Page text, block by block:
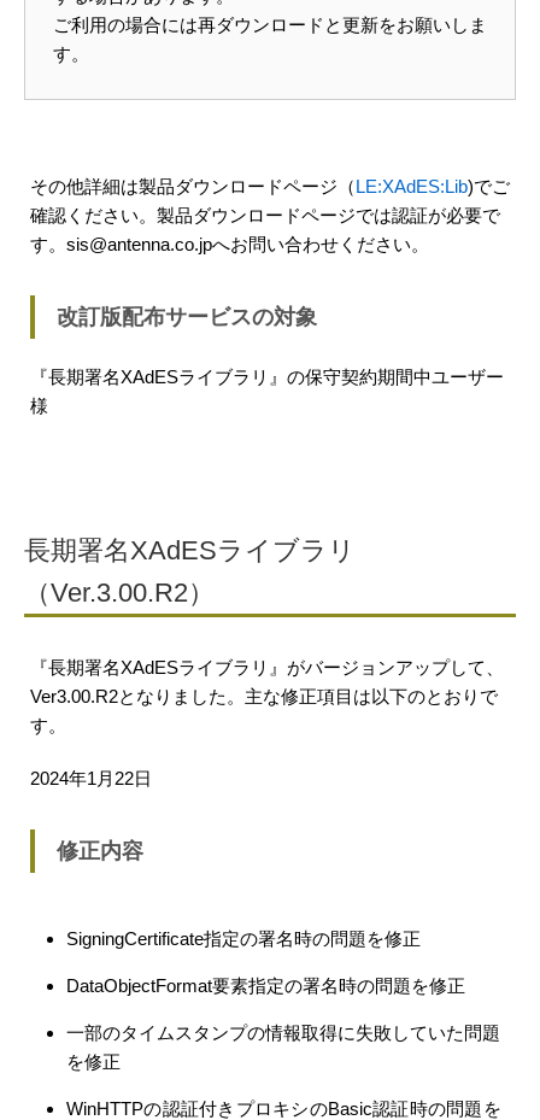
ご利用の場合には再ダウンロードと更新をお願いしま
す。
その他詳細は製品ダウンロードページ（LE:XAdES:Lib)でご
確認ください。製品ダウンロードページでは認証が必要で
す。sis@antenna.co.jpへお問い合わせください。
改訂版配布サービスの対象
『長期署名XAdESライブラリ』の保守契約期間中ユーザー
様
長期署名XAdESライブラリ
（Ver.3.00.R2）
『長期署名XAdESライブラリ』がバージョンアップして、
Ver3.00.R2となりました。主な修正項目は以下のとおりで
す。
2024年1月22日
修正内容
SigningCertificate指定の署名時の問題を修正
DataObjectFormat要素指定の署名時の問題を修正
一部のタイムスタンプの情報取得に失敗していた問題
を修正
WinHTTPの認証付きプロキシのBasic認証時の問題を